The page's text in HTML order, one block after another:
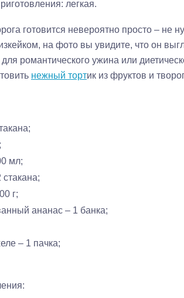
легкая.
готовится невероятно просто – не
на фото вы увидите, что он
романтического ужина или
нежный тортик из фруктов и
мл;
г;
ананас – 1 банка;
– 1 пачка;